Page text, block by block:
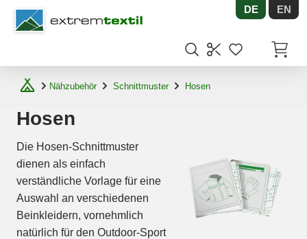
Shopware DE EN
Nähzubehör Schnittmuster Hosen
Hosen
Die Hosen-Schnittmuster
dienen als einfach
verständliche Vorlage für eine
Auswahl an verschiedenen
Beinkleidern, vornehmlich
natürlich für den Outdoor-Sport